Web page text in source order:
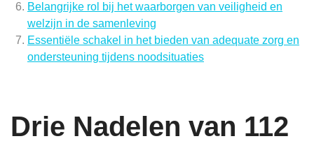
Belangrijke rol bij het waarborgen van veiligheid en
welzijn in de samenleving
Essentiële schakel in het bieden van adequate zorg en
ondersteuning tijdens noodsituaties
Drie Nadelen van 112